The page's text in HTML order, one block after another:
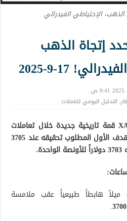
الإحتياطي الفيدرالي
إتجاة الذهب
17-9-2025
, التحليل اليومي للعملات
سجلت أسعار الذهب XAU-USD قمة تاريخية جديدة خلال تعاملات
جلسة التداول السابقة عند الهدف الأول المطلوب تحقيقه عند 3705
ميلاً هابطاً طبيعياً عقب ملامسة
.